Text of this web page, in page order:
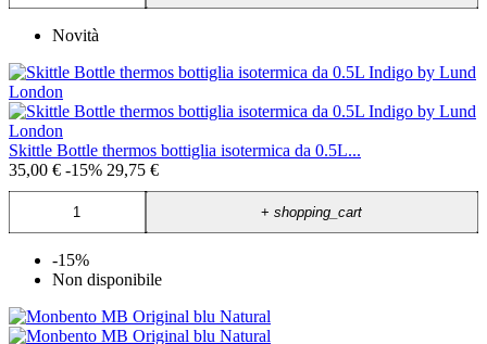
Novità
Skittle Bottle thermos bottiglia isotermica da 0.5L...
35,00 € -15% 29,75 €
+shopping_cart
-15%
Non disponibile